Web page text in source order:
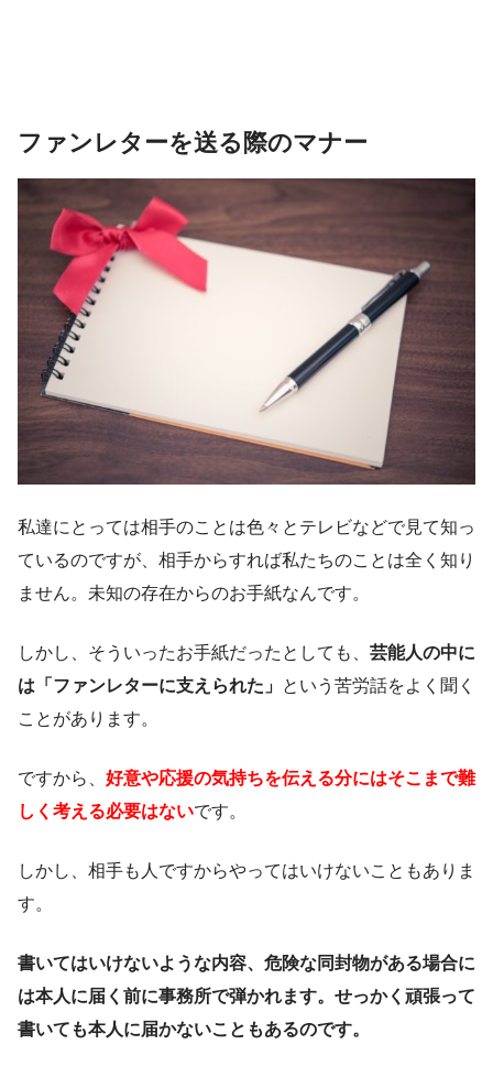
ファンレターを送る際のマナー
私達にとっては相手のことは色々とテレビなどで見て知っ
ているのですが、相手からすれば私たちのことは全く知り
ません。未知の存在からのお手紙なんです。
しかし、そういったお手紙だったとしても、 芸能人の中に
は「ファンレターに支えられた」 という苦労話をよく聞く
ことがあります。
ですから、 好意や応援の気持ちを伝える分にはそこまで難
しく考える必要はないです。
しかし、相手も人ですからやってはいけないこともありま
す。
書いてはいけないような内容、危険な同封物がある場合に
は本人に届く前に事務所で弾かれます。せっかく頑張って
書いても本人に届かないこともあるのです。